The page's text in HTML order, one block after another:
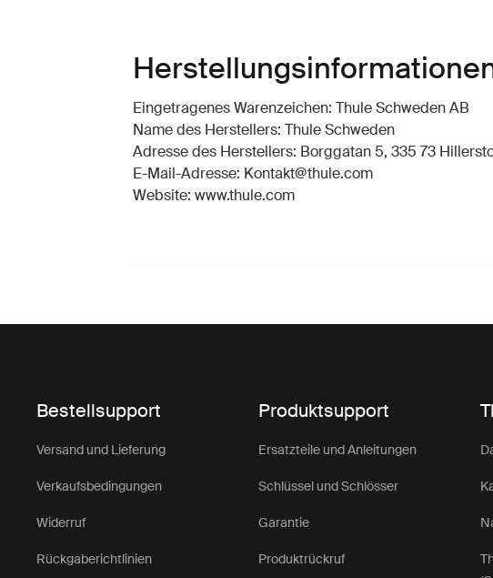
Eingetragenes Warenzeichen: Thule Schweden AB
Name des Herstellers: Thule Schweden
Adresse des Herstellers: Borggatan 5, 335 73
E-Mail-Adresse: Kontakt@thule.com
Website: www.thule.com
Bestellsupport
Versand und Lieferung
Verkaufsbedingungen
Widerruf
Rückgaberichtlinien
Produktsupport
Ersatzteile und Anleitungen
Schlüssel und Schlösser
Garantie
Produktrückruf